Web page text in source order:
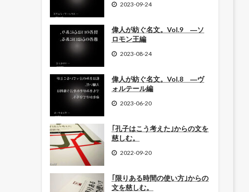
2023-09-24
偉人が紡ぐ名文。Vol.9 ―ソ
ロモン王編
2023-08-24
偉人が紡ぐ名文。Vol.8 ―ヴ
ォルテール編
2023-06-20
｢孔子はこう考えた｣からの文を
慈しむ。
2022-09-20
｢限りある時間の使い方｣からの
文を慈しむ。